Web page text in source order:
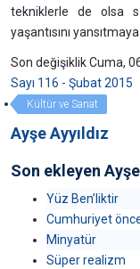
tekniklerle de olsa
yaşantısını
Son değişiklik Cuma,
Sayı 116 - Şubat 2015
Kültür ve Sanat
Ayşe Ayyıldız
Son ekleyen Ayşe
Yüz Ben’liktir
Cumhuriyet
Minyatür
Süper realizm